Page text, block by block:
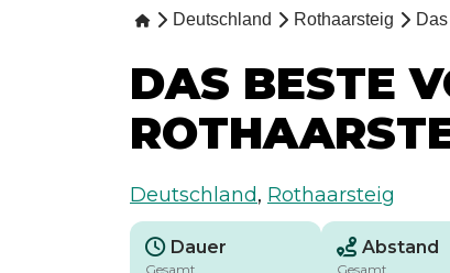
Deutschland Rothaarsteig
DAS BESTE
Deutschland, Rothaarsteig
Dauer
Gesamt
Abstand
Gesamt